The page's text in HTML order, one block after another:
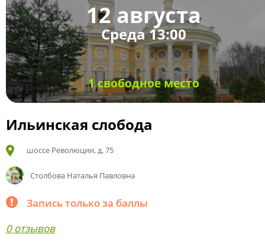
12 августа
Среда 13:00
1 свободное место
Ильинская слобода
шоссе Революции, д. 75
Столбова Наталья Павловна
Запись только за баллы
0 отзывов